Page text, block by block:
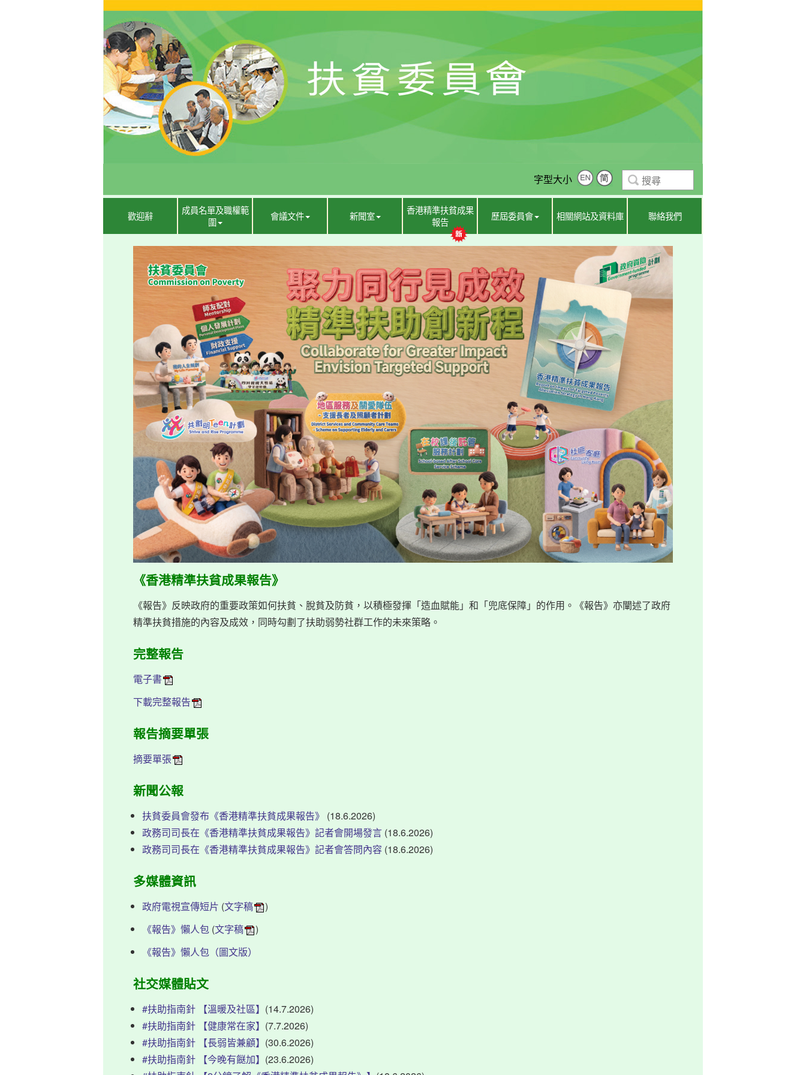
字型大小
歡迎辭
成員名單及職權範
圍
會議文件 新聞室
香港精準扶貧成果
報告
歷屆委員會 相關網站及資料庫 聯絡我們
《香港精準扶貧成果報告》
《報告》反映政府的重要政策如何扶貧、脫貧及防貧，以積極發揮「造血賦能」和「兜底保障」的作用。《報告》亦闡述了政府
精準扶貧措施的內容及成效，同時勾劃了扶助弱勢社群工作的未來策略。
完整報告
電子書
下載完整報告
報告摘要單張
摘要單張
新聞公報
扶貧委員會發布《香港精準扶貧成果報告》 (18.6.2026)
政務司司長在《香港精準扶貧成果報告》記者會開場發言 (18.6.2026)
政務司司長在《香港精準扶貧成果報告》記者會答問內容 (18.6.2026)
多媒體資訊
政府電視宣傳短片 (文字稿
)
《報告》懶人包 (文字稿
)
《報告》懶人包（圖文版）
社交媒體貼文
#扶助指南針 【溫暖及社區】 (14.7.2026)
#扶助指南針 【健康常在家】 (7.7.2026)
#扶助指南針 【長弱皆兼顧】 (30.6.2026)
#扶助指南針 【今晚有餸加】 (23.6.2026)